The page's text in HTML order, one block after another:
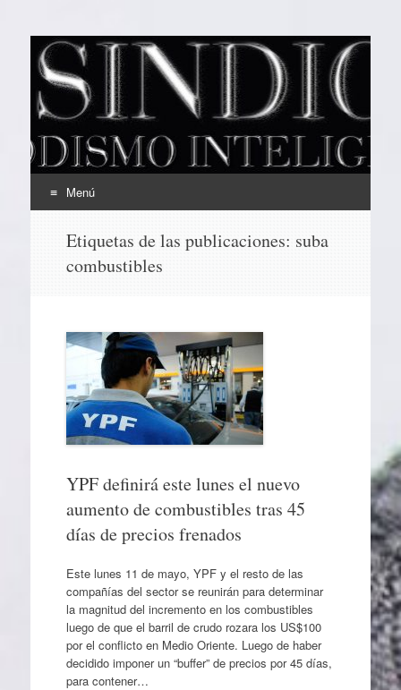
EL SINDICAL
Periodismo Inteligente
Menú
contenido
Etiquetas de las publicaciones: suba
combustibles
YPF definirá este lunes el nuevo
aumento de combustibles tras 45
días de precios frenados
Este lunes 11 de mayo, YPF y el resto de las
compañías del sector se reunirán para determinar
la magnitud del incremento en los combustibles
luego de que el barril de crudo rozara los US$100
por el conflicto en Medio Oriente. Luego de haber
decidido imponer un “buffer” de precios por 45 días,
para contener…